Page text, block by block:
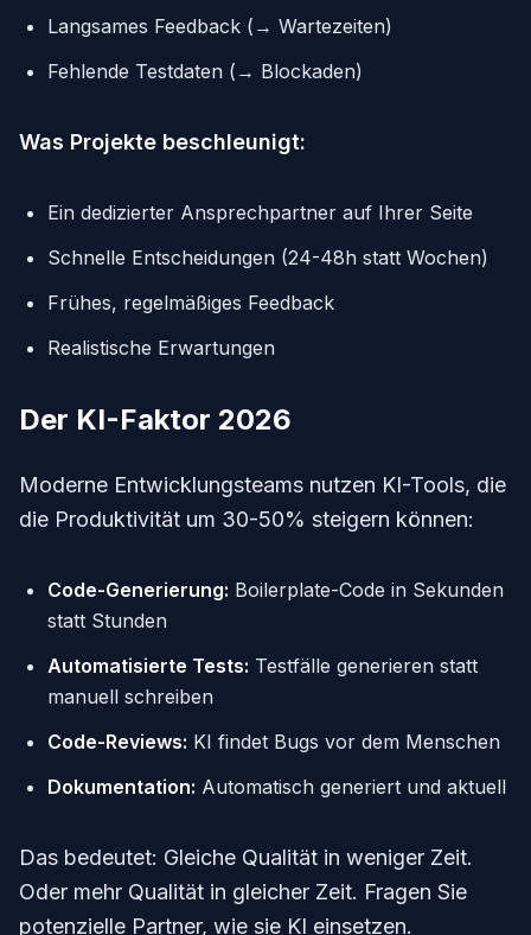
Langsames Feedback (→ Wartezeiten)
Fehlende Testdaten (→ Blockaden)
Was Projekte beschleunigt:
Ein dedizierter Ansprechpartner auf Ihrer Seite
Schnelle Entscheidungen (24-48h statt Wochen)
Frühes, regelmäßiges Feedback
Realistische Erwartungen
Der KI-Faktor 2026
Moderne Entwicklungsteams nutzen KI-Tools, die
die Produktivität um 30-50% steigern können:
Code-Generierung: Boilerplate-Code in Sekunden
statt Stunden
Automatisierte Tests: Testfälle generieren statt
manuell schreiben
Code-Reviews: KI findet Bugs vor dem Menschen
Dokumentation: Automatisch generiert und aktuell
Das bedeutet: Gleiche Qualität in weniger Zeit.
Oder mehr Qualität in gleicher Zeit. Fragen Sie
potenzielle Partner, wie sie KI einsetzen.